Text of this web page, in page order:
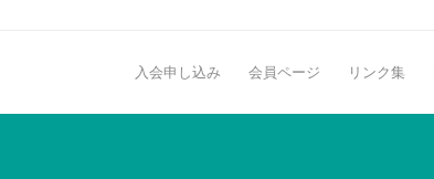
入会申し込み 会員ページ リンク集